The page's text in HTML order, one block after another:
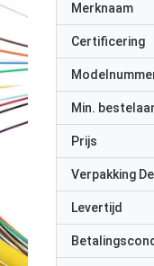
rhode
is erg prettig om met
te werken. Ze
snel.
Merknaam
Certificering
Min.
Prijs
Verpakking
Levertijd